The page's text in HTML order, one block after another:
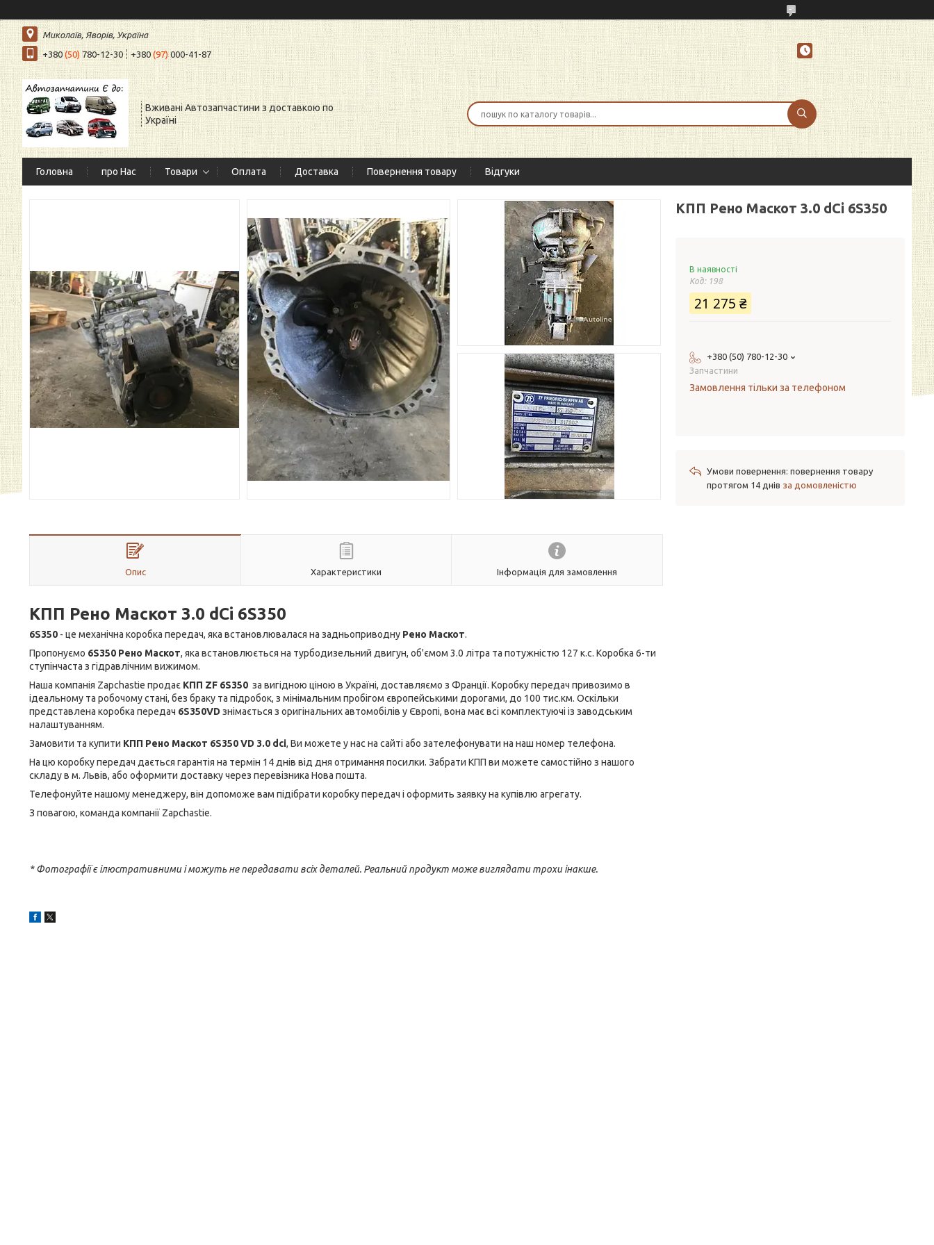
Миколаїв, Яворів, Україна
+380 (50)780-12-30 +380(97)000-41-87
Вживані Автозапчастини з доставкою по
Україні
Головна про Нас Товари Оплата Доставка Повернення товару Відгуки
Опис Характеристики Інформація для замовлення
КПП Рено Маскот 3.0 dCi 6S350
6S350 - це механічна коробка передач, яка встановлювалася на задньоприводну Рено Маскот.
Пропонуємо 6S350 Рено Маскот, яка встановлюється на турбодизельний двигун, об'ємом 3.0 літра та потужністю 127 к.с. Коробка 6-ти
ступінчаста з гідравлічним вижимом.
Наша компанія Zapchastie продає КПП ZF 6S350 за вигідною ціною в Україні, доставляємо з Франції. Коробку передач привозимо в
ідеальному та робочому стані, без браку та підробок, з мінімальним пробігом європейськими дорогами, до 100 тис.км. Оскільки
представлена коробка передач 6S350VD знімається з оригінальних автомобілів у Європі, вона має всі комплектуючі із заводським
налаштуванням.
Замовити та купити КПП Рено Маскот 6S350 VD 3.0 dci, Ви можете у нас на сайті або зателефонувати на наш номер телефона.
На цю коробку передач дається гарантія на термін 14 днів від дня отримання посилки. Забрати КПП ви можете самостійно з нашого
складу в м. Львів, або оформити доставку через перевізника Нова пошта.
Телефонуйте нашому менеджеру, він допоможе вам підібрати коробку передач і оформить заявку на купівлю агрегату.
З повагою, команда компанії Zapchastie.
* Фотографії є ілюстративними і можуть не передавати всіх деталей. Реальний продукт може виглядати трохи інакше.
КПП Рено Маскот 3.0 dCi 6S350
В наявності
Код: 198
21 275 ₴
+380 (50) 780-12-30
Запчастини
Замовлення тільки за телефоном
повернення товару
протягом 14 днів за домовленістю